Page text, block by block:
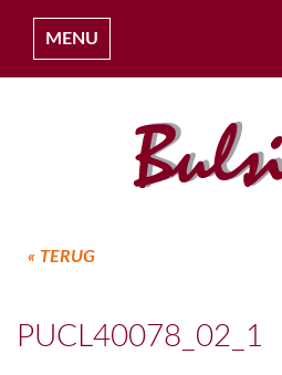
MENU
OVER ONS
« TERUG
PUCL40078_02_1